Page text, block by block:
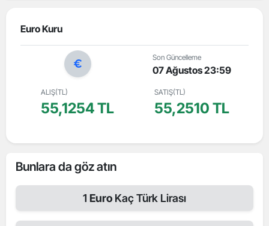
Euro Kuru
Son Güncelleme
07 Ağustos 23:59
ALIŞ(TL)
55,1254 TL
SATIŞ(TL)
55,2510 TL
Bunlara da göz atın
1 Euro Kaç Türk Lirası